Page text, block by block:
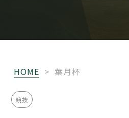
HOME > 葉月杯
競技
レスト